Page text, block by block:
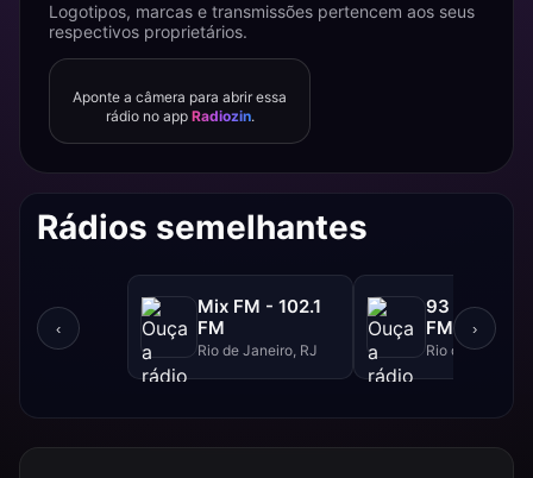
Logotipos, marcas e transmissões pertencem aos seus
respectivos proprietários.
Aponte a câmera para abrir essa
rádio no app Radiozin.
Rádios semelhantes
‹
Mix FM - 102.1
FM
Rio de Janeiro, RJ
93 FM -
FM
Rio de Janeiro,
›